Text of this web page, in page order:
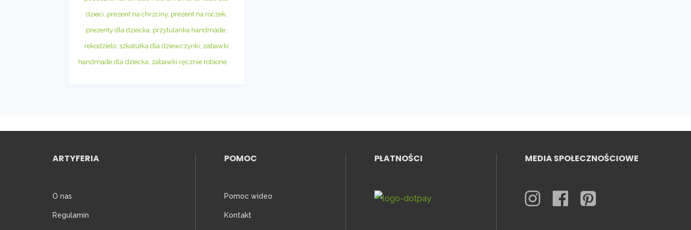
dzieci, prezent na chrzciny, prezent na roczek,
prezenty dla dziecka, przytulanka handmade,
rekodzielo, szkatułka dla dziewczynki, zabawki
handmade dla dziecka, zabawki ręcznie robione
ARTYFERIA
O nas
Regulamin
POMOC
Pomoc wideo
Kontakt
PŁATNOŚCI MEDIA SPOŁECZNOŚCIOWE